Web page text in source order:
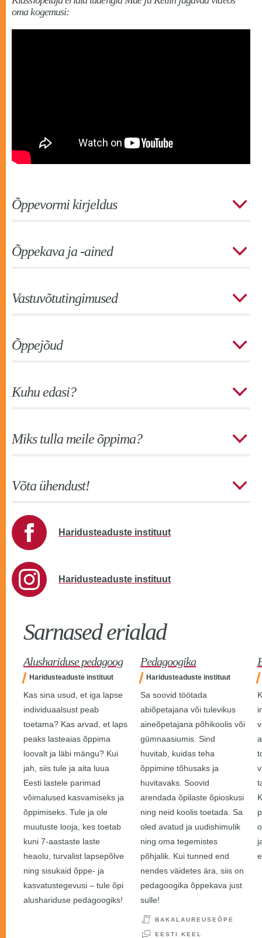
oma kogemusi:
Õppevormi kirjeldus
Õppekava ja -ained
Vastuvõtutingimused
Õppejõud
Kuhu edasi?
Miks tulla meile õppima?
Võta ühendust!
Haridusteaduste instituut
Haridusteaduste instituut
Sarnased erialad
Alushariduse pedagoog
Haridusteaduste instituut
Kas sina usud, et iga lapse
individuaalsust peab
toetama? Kas arvad, et laps
peaks lasteaias õppima
loovalt ja läbi mängu? Kui
jah, siis tule ja aita luua
Eesti lastele parimad
võimalused kasvamiseks ja
õppimiseks. Tule ja ole
muutuste looja, kes toetab
kuni 7-aastaste laste
heaolu, turvalist lapsepõlve
ning sisukaid õppe- ja
kasvatustegevusi – tule õpi
alushariduse pedagoogiks!
Pedagoogika
Haridusteaduste instituut
Sa soovid töötada
abiõpetajana või tulevikus
aineõpetajana põhikoolis või
gümnaasiumis. Sind
huvitab, kuidas teha
õppimine tõhusaks ja
huvitavaks. Soovid
arendada õpilaste õpioskusi
ning neid koolis toetada. Sa
oled avatud ja uudishimulik
ning oma tegemistes
põhjalik. Kui tunned end
nendes väidetes ära, siis on
pedagoogika õppekava just
sulle!
BAKALAUREUSEÕPE
EESTI KEEL